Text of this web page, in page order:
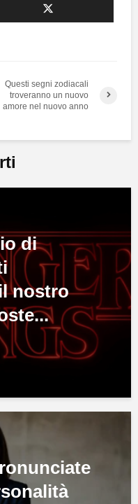
Questi segni zodiacali
troveranno un nuovo
amore nel nuovo anno
di
nostro